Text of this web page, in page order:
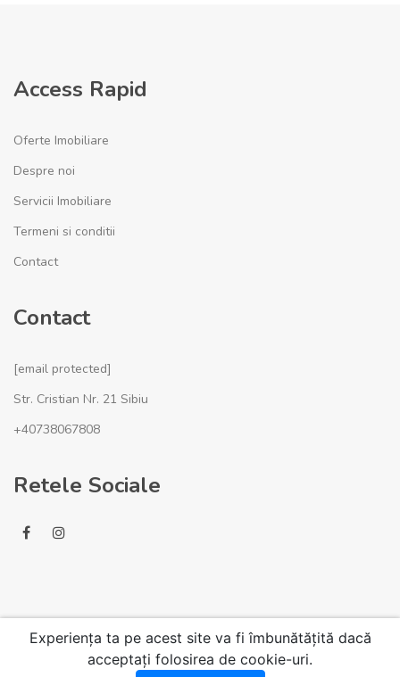
Experiența ta pe acest site va fi îmbunătățită dacă
acceptați folosirea de cookie-uri.
Access Rapid
Oferte Imobiliare
Despre noi
Servicii Imobiliare
Termeni si conditii
Contact
Contact
[email protected]
Str. Cristian Nr. 21 Sibiu
+40738067808
Retele Sociale
© 2020 VisionHome.ro. Toate drepturile rezervate.